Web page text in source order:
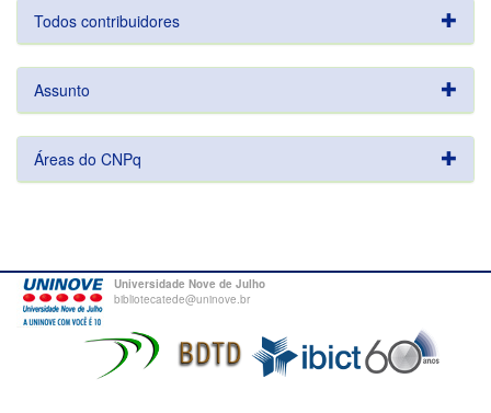
Todos contribuidores
Assunto
Áreas do CNPq
Universidade Nove de Julho
bibliotecatede@uninove.br